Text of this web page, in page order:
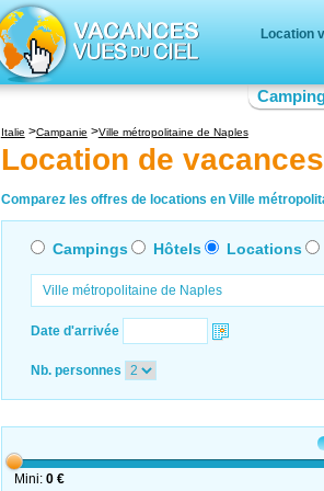
Location
Italie Campanie Ville métropolitaine de Naples
Location de
Comparez les offres de locations en Ville
Campings Hôtels Locations
Date d'arrivée
Nb. personnes
Mini: 0 €